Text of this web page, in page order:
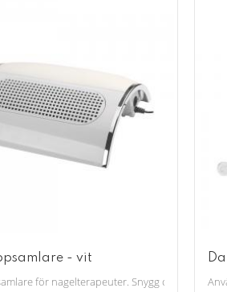
- vit
Dammuppsamlare för